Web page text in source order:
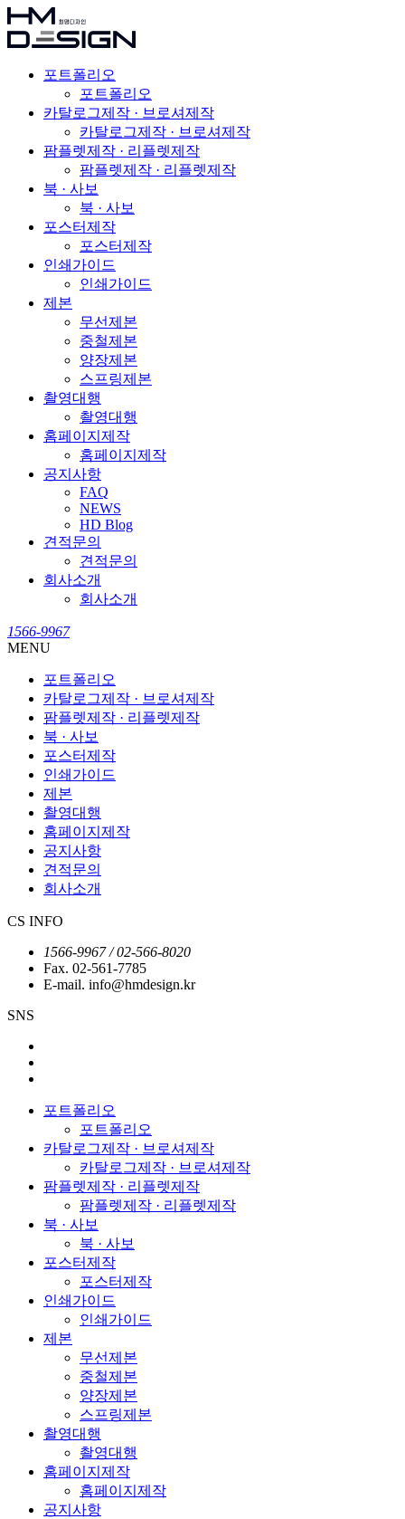
포트폴리오
포트폴리오
카탈로그제작 · 브로셔제작
카탈로그제작 · 브로셔제작
팜플렛제작 · 리플렛제작
팜플렛제작 · 리플렛제작
북 · 사보
북 · 사보
포스터제작
포스터제작
인쇄가이드
인쇄가이드
제본
무선제본
중철제본
양장제본
스프링제본
촬영대행
촬영대행
홈페이지제작
홈페이지제작
공지사항
FAQ
NEWS
HD Blog
견적문의
견적문의
회사소개
회사소개
1566-9967
MENU
포트폴리오
카탈로그제작 · 브로셔제작
팜플렛제작 · 리플렛제작
북 · 사보
포스터제작
인쇄가이드
제본
촬영대행
홈페이지제작
공지사항
견적문의
회사소개
CS INFO
1566-9967 / 02-566-8020
Fax. 02-561-7785
E-mail. info@hmdesign.kr
SNS
포트폴리오
포트폴리오
카탈로그제작 · 브로셔제작
카탈로그제작 · 브로셔제작
팜플렛제작 · 리플렛제작
팜플렛제작 · 리플렛제작
북 · 사보
북 · 사보
포스터제작
포스터제작
인쇄가이드
인쇄가이드
제본
무선제본
중철제본
양장제본
스프링제본
촬영대행
촬영대행
홈페이지제작
홈페이지제작
공지사항